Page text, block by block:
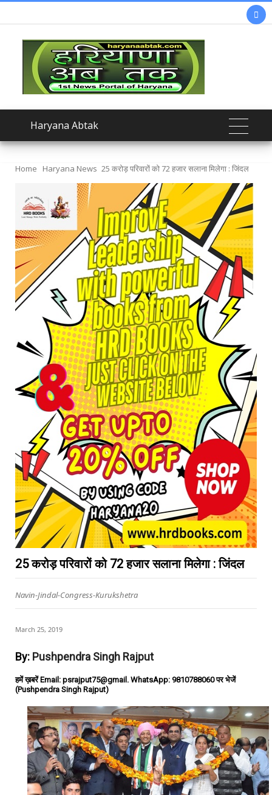

Haryana Abtak
Home Haryana News 25 करोड़ परिवारों को 72 हजार सलाना मिलेगा : जिंदल
25 करोड़ परिवारों को 72 हजार सलाना मिलेगा : जिंदल
Navin-Jindal-Congress-Kurukshetra
March 25, 2019
By: Pushpendra Singh Rajput
हमें ख़बरें Email: psrajput75@gmail. WhatsApp: 9810788060 पर भेजें
(Pushpendra Singh Rajput)